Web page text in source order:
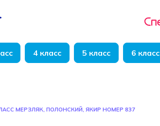
4 класс 5 класс 6 класс
МЕРЗЛЯК, ПОЛОНСКИЙ, ЯКИР НОМЕР 837